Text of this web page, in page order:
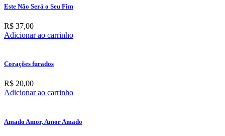
Este Não Será o Seu Fim
R$ 37,00
Adicionar ao carrinho
Corações furados
R$ 20,00
Adicionar ao carrinho
Amado Amor, Amor Amado